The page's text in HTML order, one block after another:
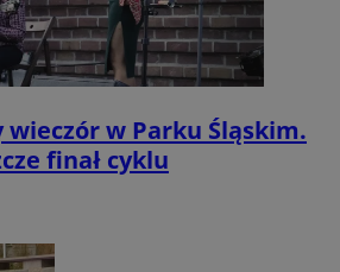
wieczór w Parku Śląskim.
finał cyklu